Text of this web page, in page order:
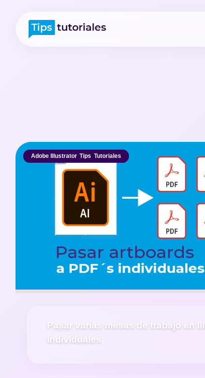
Adobe Illustrator, Tips, Tutoriales
Pasar varias mesas de trabajo en
individuales